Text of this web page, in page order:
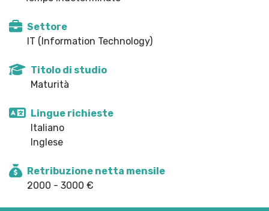
Settore
IT (Information Technology)
Titolo di studio
Maturità
Lingue richieste
Italiano
Inglese
Retribuzione netta mensile
2000 - 3000 €